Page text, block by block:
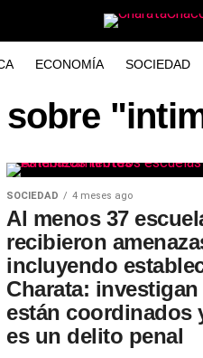
ECONOMÍA SOCIEDAD
sobre
SOCIEDAD 4 meses ago
Al menos 37
recibieron
incluyendo
Charata:
están coordinados
es un delito penal